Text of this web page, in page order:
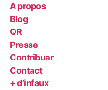
A propos
Blog
QR
Presse
Contribuer
Contact
+ d’infaux